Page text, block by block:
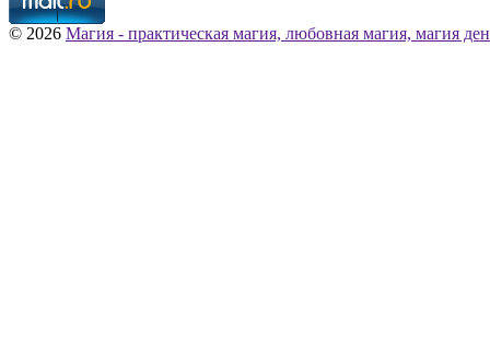
© 2026 Магия - практическая магия, любовная магия, магия